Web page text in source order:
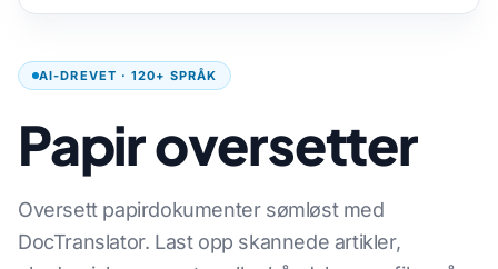
AI-DREVET · 120+ SPRÅK
Papir oversetter
Oversett papirdokumenter sømløst med
DocTranslator. Last opp skannede artikler,